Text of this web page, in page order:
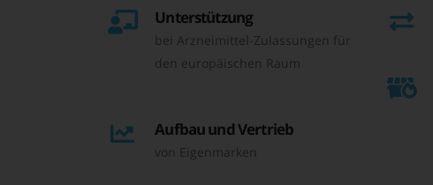
Unterstützung
bei Arzneimittel-Zulassungen für
den europäischen Raum
Aufbau und Vertrieb
von Eigenmarken